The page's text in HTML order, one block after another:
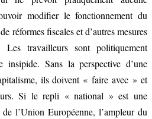
modifier le fonctionnement du
réformes fiscales et d’autres mesures
travailleurs sont politiquement
insipide. Sans la perspective d’une
ils doivent « faire avec » et
Si le repli « national » est une
l’Union Européenne, l’ampleur du